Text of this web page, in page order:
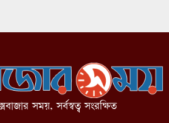
সময়, সর্বস্বত্ব সংরক্ষিত